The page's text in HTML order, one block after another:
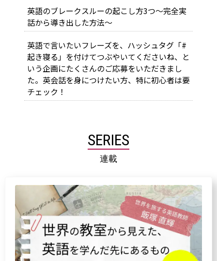
英語のブレークスルーの起こし方3つ～完全実
話から導き出した方法～
英語で言いたいフレーズを、ハッシュタグ「#
起き寝る」を付けてつぶやいてくださいね、と
いう企画にたくさんのご応募をいただきまし
た。英会話を身につけたい方、特に初心者は要
チェック！
SERIES
連載